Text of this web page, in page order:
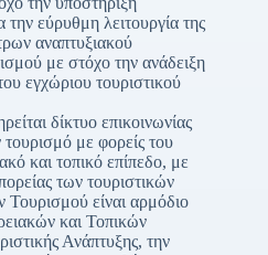
εύρυθμη λειτουργία της
αναπτυξιακού
με στόχο την ανάδειξη
εγχώριου τουριστικού
δίκτυο επικοινωνίας
με φορείς του
και τοπικό επίπεδο, με
των τουριστικών
είναι αρμόδιο
και Τοπικών
Ανάπτυξης, την